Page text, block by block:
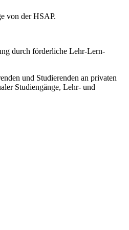
von der HSAP.
durch förderliche Lehr-Lern-
und Studierenden an privaten
Studiengänge, Lehr- und